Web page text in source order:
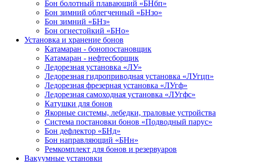
Бон болотный плавающий «БНбп»
Бон зимний облегченный «БНзо»
Бон зимний «БНз»
Бон огнестойкий «БНо»
Установка и хранение бонов
Катамаран - бонопостановщик
Катамаран - нефтесборщик
Ледорезная установка «ЛУ»
Ледорезная гидроприводная установка «ЛУгцп»
Ледорезная фрезерная установка «ЛУгф»
Ледорезная самоходная установка «ЛУгфс»
Катушки для бонов
Якорные системы, лебедки, траловые устройства
Система постановки бонов «Подводный парус»
Бон дефлектор «БНд»
Бон направляющий «БНн»
Ремкомплект для бонов и резервуаров
Вакуумные установки